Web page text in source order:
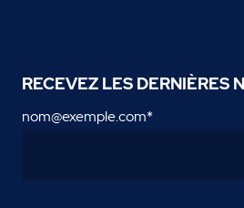
RECEVEZ LES DERNIÈRES
nom@exemple.com*